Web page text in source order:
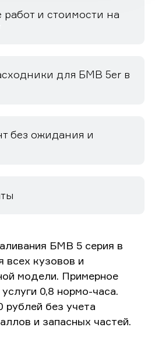
работ и стоимости на
для БМВ 5er в
без ожидания и
БМВ 5 серия в
всех кузовов и
модели. Примерное
0,8 нормо-часа.
рублей без учета
и запасных частей.